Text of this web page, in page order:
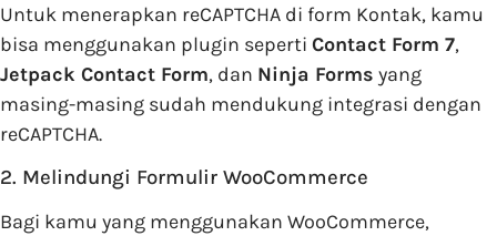
Untuk menerapkan reCAPTCHA di form Kontak, kamu
bisa menggunakan plugin seperti Contact Form 7,
Jetpack Contact Form, dan Ninja Forms yang
masing-masing sudah mendukung integrasi dengan
reCAPTCHA.
2. Melindungi Formulir WooCommerce
Bagi kamu yang menggunakan WooCommerce,